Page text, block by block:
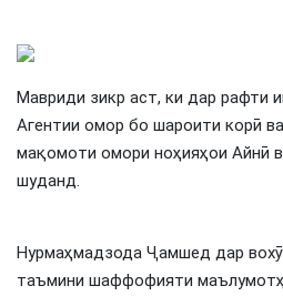
Мавриди зикр аст, ки дар рафти
Агентии омор бо шароити корӣ
мақомоти омори ноҳияҳои Айнӣ
шуданд.
Нурмаҳмадзода Ҷамшед дар
таъмини шаффофияти